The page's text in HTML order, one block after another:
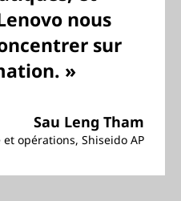
nous
sur
»
Sau Leng Tham
opérations, Shiseido AP